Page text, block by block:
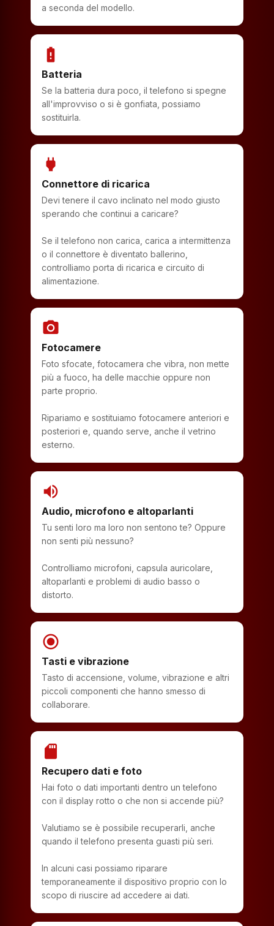
a seconda del modello.
battery_alert
Batteria
Se la batteria dura poco, il telefono si spegne
all'improvviso o si è gonfiata, possiamo
sostituirla.
power
Connettore di ricarica
Devi tenere il cavo inclinato nel modo giusto
sperando che continui a caricare?
Se il telefono non carica, carica a intermittenza
o il connettore è diventato ballerino,
controlliamo porta di ricarica e circuito di
alimentazione.
photo_camera
Fotocamere
Foto sfocate, fotocamera che vibra, non mette
più a fuoco, ha delle macchie oppure non
parte proprio.
Ripariamo e sostituiamo fotocamere anteriori e
posteriori e, quando serve, anche il vetrino
esterno.
volume_up
Audio, microfono e altoparlanti
Tu senti loro ma loro non sentono te? Oppure
non senti più nessuno?
Controlliamo microfoni, capsula auricolare,
altoparlanti e problemi di audio basso o
distorto.
radio_button_checked
Tasti e vibrazione
Tasto di accensione, volume, vibrazione e altri
piccoli componenti che hanno smesso di
collaborare.
sd_storage
Recupero dati e foto
Hai foto o dati importanti dentro un telefono
con il display rotto o che non si accende più?
Valutiamo se è possibile recuperarli, anche
quando il telefono presenta guasti più seri.
In alcuni casi possiamo riparare
temporaneamente il dispositivo proprio con lo
scopo di riuscire ad accedere ai dati.